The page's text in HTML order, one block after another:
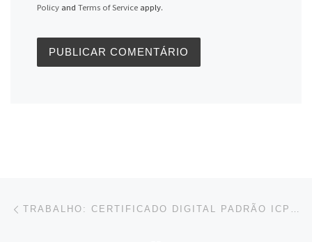
Policyand Terms of Serviceapply.
Navegação do post TRABALHO: CERTIFICADO DIGITAL PADRÃO ICP-BRASIL SERÁ OBRIGATÓRIO PARA TRANSMISSÃO DE CAGED POR ESTABELECIMENTOS QUE POSSUEM DEZ OU MAIS TRABALHADORES